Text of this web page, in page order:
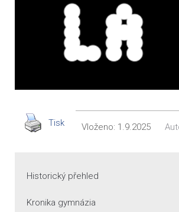
Tisk Vloženo: 1.9.2025
Historický přehled
Kronika gymnázia